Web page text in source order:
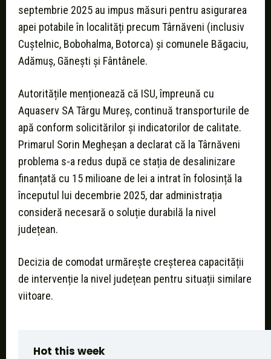
septembrie 2025 au impus măsuri pentru asigurarea
apei potabile în localități precum Târnăveni (inclusiv
Cuștelnic, Bobohalma, Botorca) și comunele Băgaciu,
Adămuș, Gănești și Fântânele.
Autoritățile menționează că ISU, împreună cu
Aquaserv SA Târgu Mureș, continuă transporturile de
apă conform solicitărilor și indicatorilor de calitate.
Primarul Sorin Megheșan a declarat că la Târnăveni
problema s-a redus după ce stația de desalinizare
finanțată cu 15 milioane de lei a intrat în folosință la
începutul lui decembrie 2025, dar administrația
consideră necesară o soluție durabilă la nivel
județean.
Decizia de comodat urmărește creșterea capacității
de intervenție la nivel județean pentru situații similare
viitoare.
Hot this week